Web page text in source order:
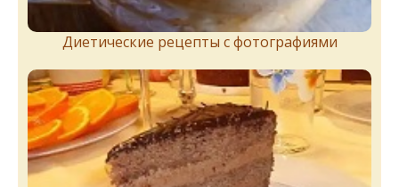
Диетические рецепты с фотографиями